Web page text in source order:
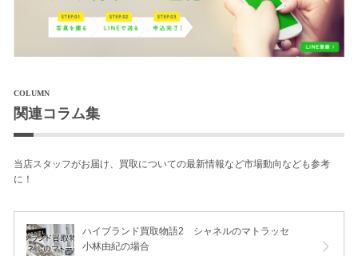
COLUMN
関連コラム集
当店スタッフがお届け、買取についての最新情報など市場動向なども参考
に！
ハイブランド買取物語2 シャネルのマトラッセ
小林由紀の場合